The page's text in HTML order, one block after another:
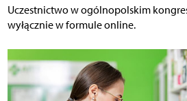
Uczestnictwo w ogólnopolskim
wyłącznie w formule online.